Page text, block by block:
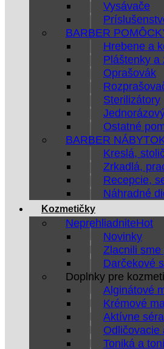
Vysávače
BARBER
Hrebene a
Pláštenky a
Oprašovák
Sterilizátory
Ostatné
BARBER
Kreslá,
Zrkadlá,
Recepcie,
Náhradné
Kozmetičky
Neprehliadnite
Novinky
Zlacnili sme
Darčekové
Doplnky pre
Alginátové
Krémové
Aktívne
Odličovacie
Toniká a